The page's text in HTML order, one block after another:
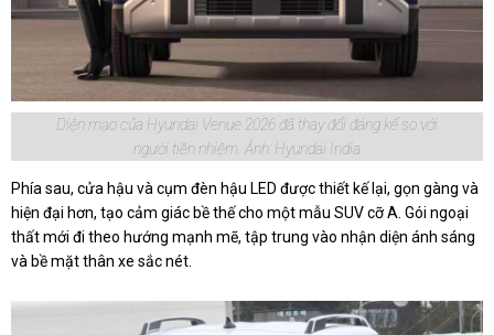
Diện mạo của Hyundai Venue 2026 đã thay đổi đáng kể so với
người tiền nhiệm. Ảnh: Hyundai India
Phía sau, cửa hậu và cụm đèn hậu LED được thiết kế lại, gọn gàng và
hiện đại hơn, tạo cảm giác bề thế cho một mẫu SUV cỡ A. Gói ngoại
thất mới đi theo hướng mạnh mẽ, tập trung vào nhận diện ánh sáng
và bề mặt thân xe sắc nét.